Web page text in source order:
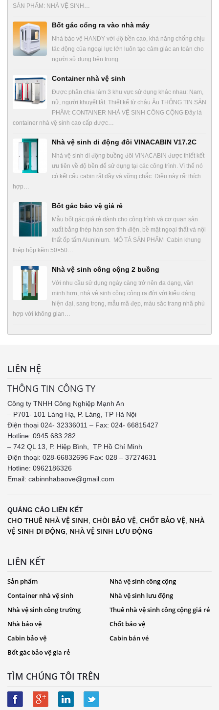
SẢN PHẨM: NHÀ VỆ SINH…
Bốt gác cổng ra vào nhà máy
Nhà bảo vệ HANDY với độ bền cao, khả năng chống chịu
tác động của ngoại lực lớn luôn tạo cảm giác an toàn cho
người sử dụng bên trong
Container nhà vệ sinh
Được phân chia làm 3 khu vực sử dụng khác nhau: Nam,
nữ, người khuyết tật. Thiết kế từ châu Âu THÔNG TIN SẢN
PHẨM: CONTAINER NHÀ VỆ SINH CÔNG CỘNG Đây là
container nhà vệ sinh cao cấp được…
Nhà vệ sinh di động đôi VINACABIN V17.2C
Nhà vệ sinh di động buồng đôi VINACABIN được thiết kết
ưu tiên về độ bền để sử dụng tại các công trình. Vì thế nó
có kết cấu cabin rất dầy và vững chắc. Điều này rất thích
hợp…
Bốt gác bảo vệ giá rẻ
Mẫu bốt gác giá rẻ dành cho công trình và cơ quan sản
xuất bằng thép hàn sơn tĩnh điện, bề mặt ngoại thất và nội
thất ốp tấm Aluninium. MÔ TẢ SẢN PHẨM Cabin khung
thép hộp kẽm 50×50…
Nhà vệ sinh công cộng 2 buồng
Với nhu cầu sử dụng ngày càng trở nên đa dạng, văn
minh hơn, nhà vệ sinh công cộng ra đời với kiểu dáng
hiện đại, sang trọng, mẫu mã đẹp, màu săc trang nhã phù
hợp với không gian…
LIÊN HỆ
THÔNG TIN CÔNG TY
Công ty TNHH Công Nghiệp Mạnh An
– P701- 101 Láng Hạ, P. Láng, TP Hà Nội
Điện thoại 024- 32336011 – Fax: 024- 66815427
Hotline: 0945.683.282
– 742 QL 13, P. Hiệp Bình, TP Hồ Chí Minh
Điện thoại: 028-66832696 Fax: 028 – 37274631
Hotline: 0962186326
Email: cabinnhabaove@gmail.com
QUẢNG CÁO LIÊN KẾT
CHO THUÊ NHÀ VỆ SINH CHÒI BẢO VỆ CHỐT BẢO VỆ NHÀ
VỆ SINH DI ĐỘNG NHÀ VỆ SINH LƯU ĐỘNG
LIÊN KẾT
Sản phẩm
Nhà vệ sinh công cộng
Container nhà vệ sinh
Nhà vệ sinh lưu động
Nhà vệ sinh công trường
Thuê nhà vệ sinh công cộng giá rẻ
Nhà bảo vệ
Chốt bảo vệ
Cabin bảo vệ
Cabin bán vé
Bốt gác bảo vệ gía rẻ
TÌM CHÚNG TÔI TRÊN